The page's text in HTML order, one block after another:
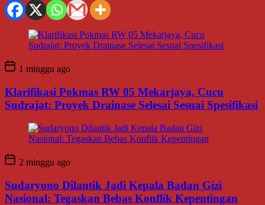
1 minggu ago
Klarifikasi Pokmas RW 05 Mekarjaya, Cucu
Sudrajat: Proyek Drainase Selesai Sesuai Spesifikasi
2 minggu ago
Sudaryono Dilantik Jadi Kepala Badan Gizi
Nasional: Tegaskan Bebas Konflik Kepentingan